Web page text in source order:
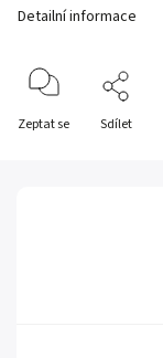
Detailní informace
Zeptat se Sdílet